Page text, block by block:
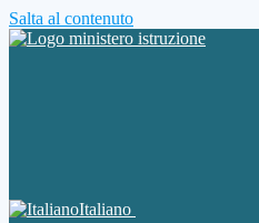
Salta al contenuto
Italiano